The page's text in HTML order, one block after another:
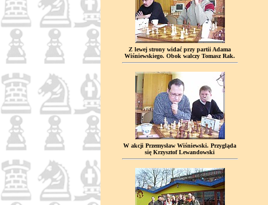
Z lewej strony widać przy partii Adama
Wiśniewskiego. Obok walczy Tomasz Rak.
W akcji Przemysław Wiśniewski. Przygląda
się Krzysztof Lewandowski